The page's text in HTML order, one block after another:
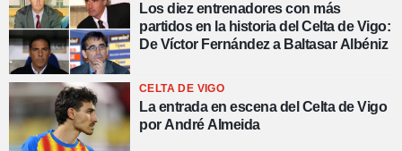
Los diez entrenadores con más
partidos en la historia del Celta de Vigo:
De Víctor Fernández a Baltasar Albéniz
CELTA DE VIGO
La entrada en escena del Celta de Vigo
por André Almeida